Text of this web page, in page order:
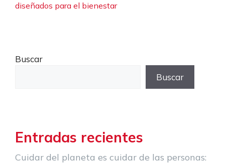
diseñados para el bienestar
Buscar
Buscar
Entradas recientes
Cuidar del planeta es cuidar de las personas: